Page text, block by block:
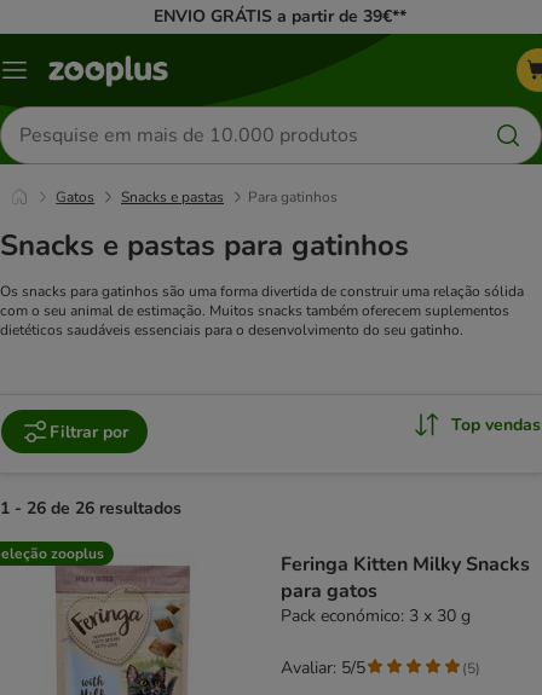
ENVIO GRÁTIS a partir de 39€**
Menu
Pesquisar
produtos
Gatos Snacks e pastas Para gatinhos
Snacks e pastas para gatinhos
Os snacks para gatinhos são uma forma divertida de construir uma relação sólida
com o seu animal de estimação. Muitos snacks também oferecem suplementos
dietéticos saudáveis essenciais para o desenvolvimento do seu gatinho.
Filtrar por Top vendas
1 - 26 de 26 resultados
product items have been changed
zooplus
Feringa Kitten Milky Snacks
para gatos
Pack económico: 3 x 30 g
Avaliar: 5/5 (5)